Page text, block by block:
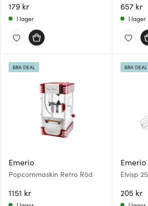
179 kr
I lager
657 kr
I lager
Emerio
Popcornmaskin Retro Röd
1151 kr
BRA DEAL
Emerio
Elvisp
205 kr
BRA DEAL